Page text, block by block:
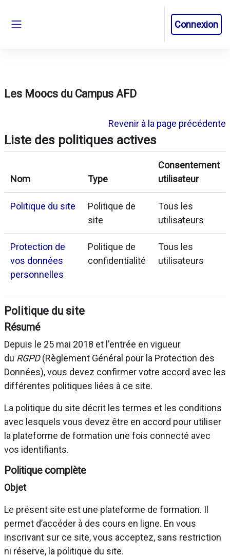
Connexion
Les Moocs du Campus AFD
Revenir à la page précédente
Liste des politiques actives
Nom Type
Consentement
utilisateur
Politique du site
Politique de
site
Tous les
utilisateurs
Protection de
vos données
personnelles
Politique de
confidentialité
Tous les
utilisateurs
Politique du site
Résumé
Depuis le 25 mai 2018 et l'entrée en vigueur
du RGPD(Règlement Général pour la Protection des
Données), vous devez confirmer votre accord avec les
différentes politiques liées à ce site.
La politique du site décrit les termes et les conditions
avec lesquels vous devez être en accord pour utiliser
la plateforme de formation une fois connecté avec
vos identifiants.
Politique complète
Objet
Le présent site est une plateforme de formation. Il
permet d’accéder à des cours en ligne. En vous
inscrivant sur ce site, vous acceptez, sans restriction
ni réserve, la politique du site.